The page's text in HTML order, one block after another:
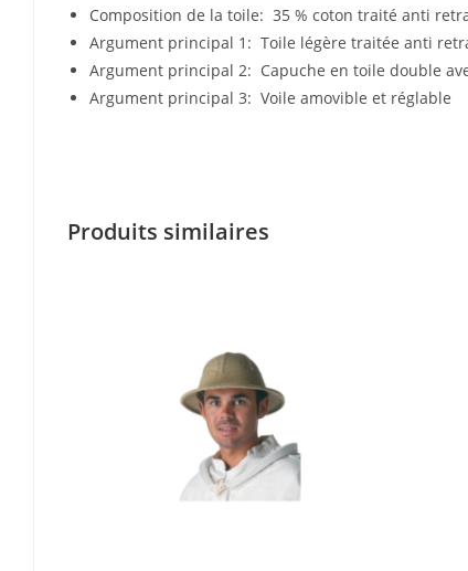
Composition de la toile: 35 % coton traité anti
Argument principal 1: Toile légère traitée anti
Argument principal 2: Capuche en toile double
Argument principal 3: Voile amovible et réglable
Produits similaires